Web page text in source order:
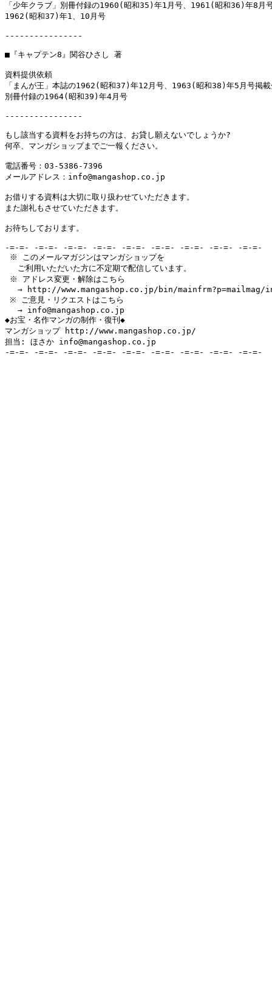
「少年クラブ」別冊付録の1960(昭和35)年1月号、1961(昭和36)年8月
1962(昭和37)年1、10月号
----------------
■『キャプテン8』関谷ひさし 著
資料提供依頼
「まんが王」本誌の1962(昭和37)年12月号、1963(昭和38)年5月号掲載
別冊付録の1964(昭和39)年4月号
----------------
もし該当する資料をお持ちの方は、お貸し願えないでしょうか?
何卒、マンガショップまでご一報ください。
電話番号：03-5386-7396
メールアドレス：info@mangashop.co.jp
お借りする資料は大切に取り扱わせていただきます。
また謝礼もさせていただきます。
お待ちしております。
-=-=- -=-=- -=-=- -=-=- -=-=- -=-=- -=-=- -=-=- -=-=-
※ このメールマガジンはマンガショップを
ご利用いただいた方に不定期で配信しています。
※ アドレス変更・解除はこちら
→ http://www.mangashop.co.jp/bin/mainfrm?p=mailmag/
※ ご意見・リクエストはこちら
→ info@mangashop.co.jp
◆お宝・名作マンガの制作・復刊◆
マンガショップ http://www.mangashop.co.jp/
担当: ほさか info@mangashop.co.jp